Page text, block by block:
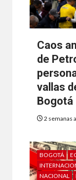
Caos
de
vallas
Bogotá
2 semanas
BOGOTÁ
NACIONAL